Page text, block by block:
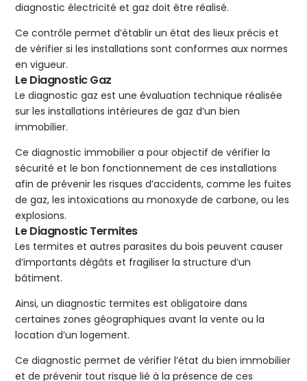
diagnostic électricité et gaz doit être réalisé.
Ce contrôle permet d’établir un état des lieux précis et
de vérifier si les installations sont conformes aux normes
en vigueur.
Le Diagnostic Gaz
Le diagnostic gaz est une évaluation technique réalisée
sur les installations intérieures de gaz d’un bien
immobilier.
Ce diagnostic immobilier a pour objectif de vérifier la
sécurité et le bon fonctionnement de ces installations
afin de prévenir les risques d’accidents, comme les fuites
de gaz, les intoxications au monoxyde de carbone, ou les
explosions.
Le Diagnostic Termites
Les termites et autres parasites du bois peuvent causer
d’importants dégâts et fragiliser la structure d’un
bâtiment.
Ainsi, un diagnostic termites est obligatoire dans
certaines zones géographiques avant la vente ou la
location d’un logement.
Ce diagnostic permet de vérifier l’état du bien immobilier
et de prévenir tout risque lié à la présence de ces